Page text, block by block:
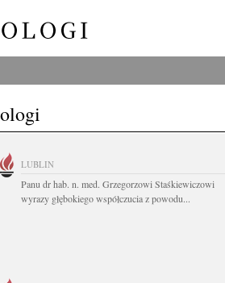
LUBLIN
Panu dr hab. n. med. Grzegorzowi Staśkiewiczowi
wyrazy głębokiego współczucia z powodu...